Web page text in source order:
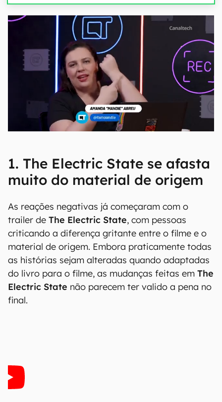
1. The Electric State se afasta
muito do material de origem
As reações negativas já começaram com o
trailer de The Electric State, com pessoas
criticando a diferença gritante entre o filme e o
material de origem. Embora praticamente todas
as histórias sejam alteradas quando adaptadas
do livro para o filme, as mudanças feitas em The
Electric State não parecem ter valido a pena no
final.